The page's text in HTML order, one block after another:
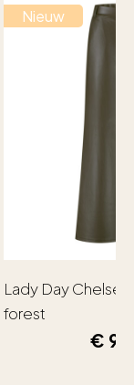
Nieuw
Lady Day
forest
€